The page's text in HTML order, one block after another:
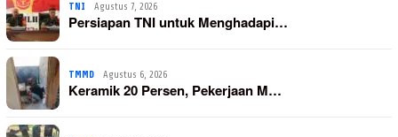
TNI Agustus 7, 2026
Persiapan TNI untuk Menghadapi…
TMMD Agustus 6, 2026
Keramik 20 Persen, Pekerjaan M…